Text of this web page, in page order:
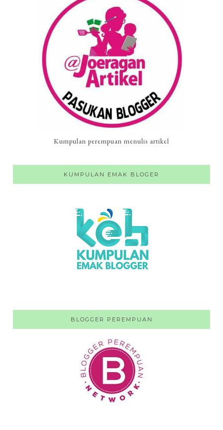
Kumpulan perempuan menulis artikel
KUMPULAN EMAK BLOGER
BLOGGER PEREMPUAN